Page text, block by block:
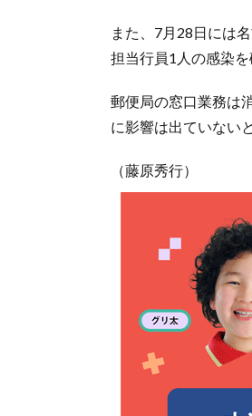
また、7月28日には
担当行員1人の感染を
郵便局の窓口業務は
に影響は出ていない
（藤原秀行）